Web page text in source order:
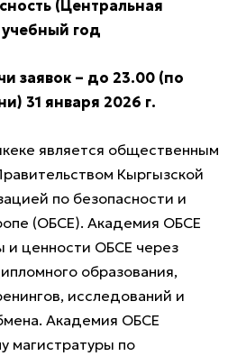
(Центральная
год
заявок – до 23.00 (по
31 января 2026 г.
является общественным
Кыргызской
по безопасности и
(ОБСЕ). Академия ОБСЕ
и ценности ОБСЕ через
образования,
исследований и
Академия ОБСЕ
магистратуры по